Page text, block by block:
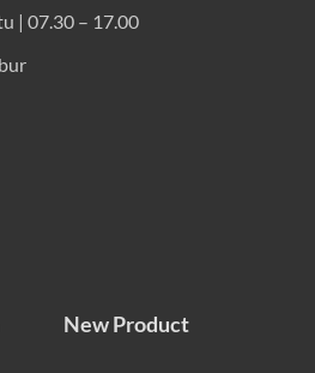
| 07.30 – 17.00
New Product